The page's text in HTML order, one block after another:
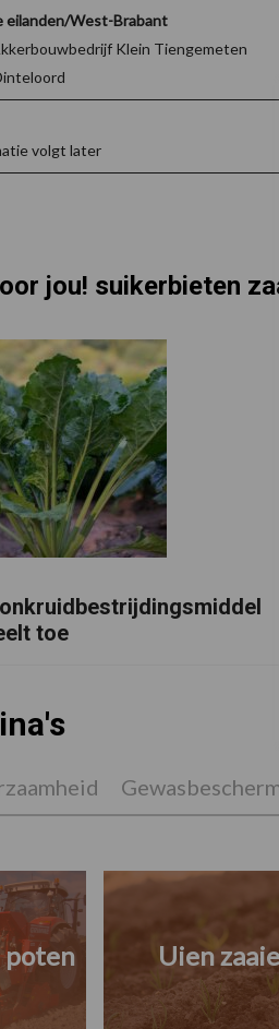
eilanden/West-Brabant
Klein Tiengemeten
volgt later
jou! suikerbieten
toe
poten Uien